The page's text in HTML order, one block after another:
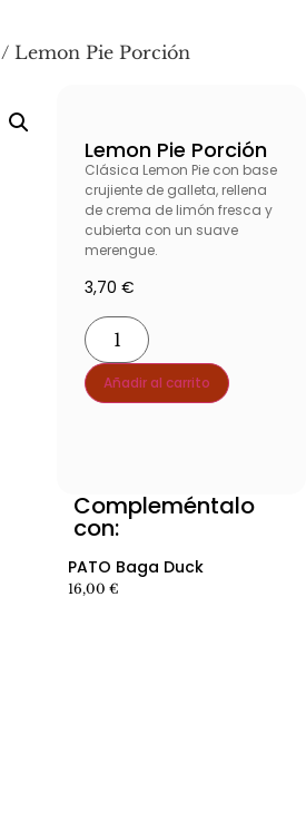
/ Lemon Pie Porción
Lemon Pie Porción
Clásica Lemon Pie con base
crujiente de galleta, rellena
de crema de limón fresca y
cubierta con un suave
merengue.
3,70 €
Añadir al carrito
Compleméntalo
con:
Ver producto producto
Ver producto producto
PATO Baga Duck
16,00 €